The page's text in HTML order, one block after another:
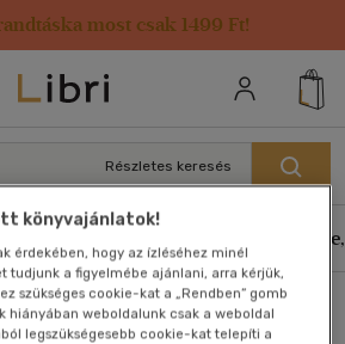
most csak 1499 Ft!
Kártya adatai
Részletes keresés
könyvajánlatok!
érdekében, hogy az ízléséhez minél
tudjunk a figyelmébe ajánlani, arra kérjük,
szükséges cookie-kat a „Rendben” gomb
hiányában weboldalunk csak a weboldal
legszükségesebb cookie-kat telepíti a